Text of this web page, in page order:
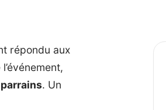
répondu aux
. Un